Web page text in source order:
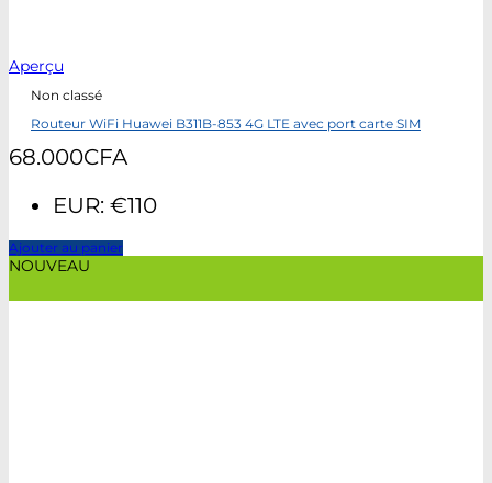
Aperçu
Non classé
Routeur WiFi Huawei B311B-853 4G LTE avec port carte SIM
68.000CFA
EUR: €110
Ajouter au panier
NOUVEAU